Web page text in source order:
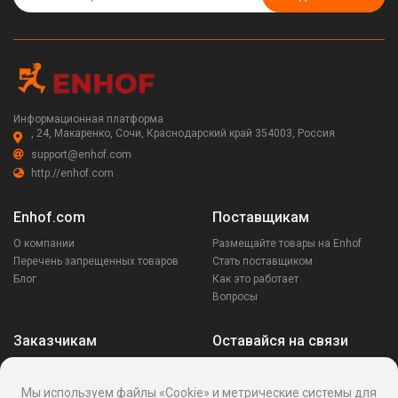
Информационная платформа
, 24, Макаренко, Сочи, Краснодарский край 354003, Россия
support@enhof.com
http://enhof.com
Enhof.com
О компании
Перечень запрещенных товаров
Блог
Поставщикам
Размещайте товары на Enhof
Стать поставщиком
Как это работает
Вопросы
Заказчикам
Ваши запросы
Оставайся на связи
Мы используем файлы «Cookie» и метрические системы для